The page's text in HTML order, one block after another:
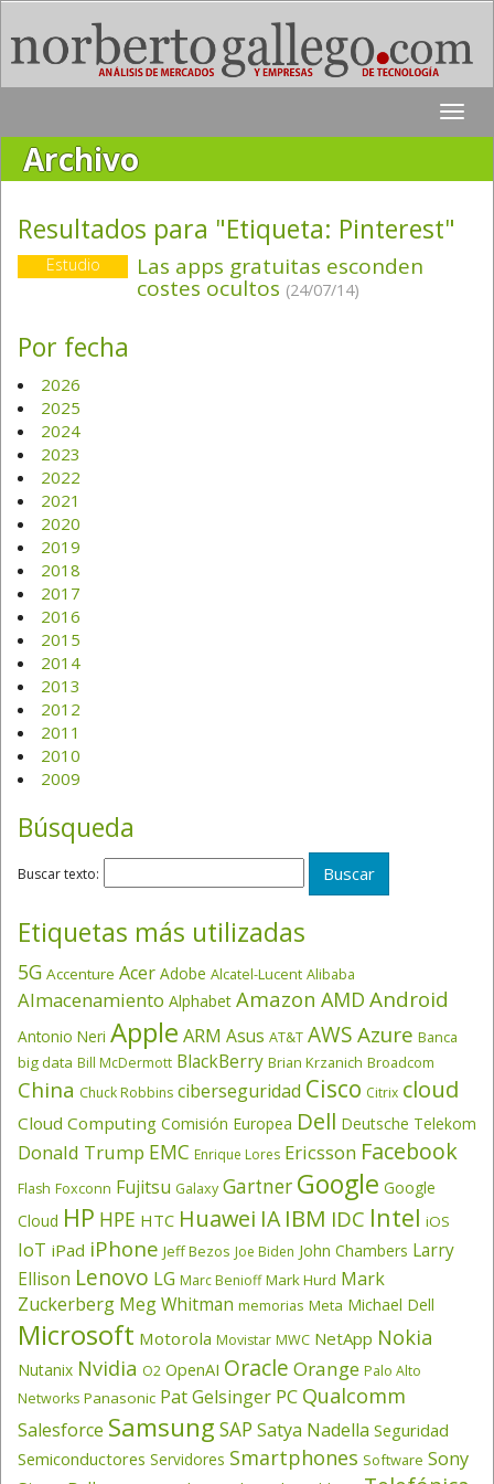
Toggle
Archivo
Resultados para "Etiqueta: Pinterest"
Estudio Las apps gratuitas esconden
costes ocultos (24/07/14)
Por fecha
2026
2025
2024
2023
2022
2021
2020
2019
2018
2017
2016
2015
2014
2013
2012
2011
2010
2009
Búsqueda
Buscar texto:
Etiquetas más utilizadas
5G Accenture Acer Adobe Alcatel-Lucent Alibaba
Almacenamiento Alphabet Amazon AMD Android
Antonio Neri Apple ARM Asus AT&T AWSAzure Banca
big data Bill McDermott BlackBerry Brian Krzanich Broadcom
China Chuck Robbins ciberseguridad Cisco Citrix cloud
Cloud Computing Comisión Europea Dell Deutsche Telekom
Donald Trump EMC Enrique Lores Ericsson Facebook
Flash Foxconn Fujitsu Galaxy Gartner Google Google
Cloud HP HPE HTC Huawei IA IBM IDC Intel iOS
IoT iPad iPhone Jeff Bezos Joe Biden John Chambers Larry
Ellison Lenovo LG Marc Benioff Mark Hurd Mark
Zuckerberg Meg Whitman memorias Meta Michael Dell
Microsoft Motorola Movistar MWC NetApp Nokia
Nutanix Nvidia O2 OpenAI Oracle Orange Palo Alto
Networks Panasonic Pat Gelsinger PC Qualcomm
Salesforce Samsung SAP Satya Nadella Seguridad
Semiconductores Servidores Smartphones Software Sony